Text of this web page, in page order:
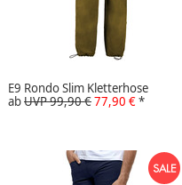
E9 Rondo Slim Kletterhose
abUVP 99,90 €77,90 €*